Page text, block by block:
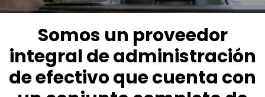
Somos un proveedor
integral de administración
de efectivo que cuenta con